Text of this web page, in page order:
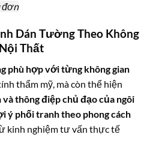
đơn
Dán Tường Theo Không
Thất
phù hợp với từng không gian
thẩm mỹ, mà còn thể hiện
và thông điệp chủ đạo của ngôi
ý phối tranh theo phong cách
kinh nghiệm tư vấn thực tế